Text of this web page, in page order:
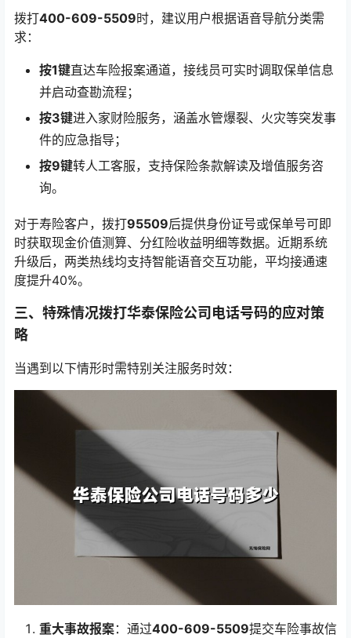
拨打400-609-5509时，建议用户根据语音导航分类需
求：
按1键直达车险报案通道，接线员可实时调取保单信息
并启动查勘流程；
按3键进入家财险服务，涵盖水管爆裂、火灾等突发事
件的应急指导；
按9键转人工客服，支持保险条款解读及增值服务咨
询。
对于寿险客户，拨打95509后提供身份证号或保单号可即
时获取现金价值测算、分红险收益明细等数据。近期系统
升级后，两类热线均支持智能语音交互功能，平均接通速
度提升40%。
三、特殊情况拨打华泰保险公司电话号码的应对策
略
当遇到以下情形时需特别关注服务时效：
重大事故报案：通过400-609-5509提交车险事故信